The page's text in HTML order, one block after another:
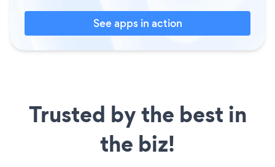
See apps in action
Trusted by the best in
the biz!